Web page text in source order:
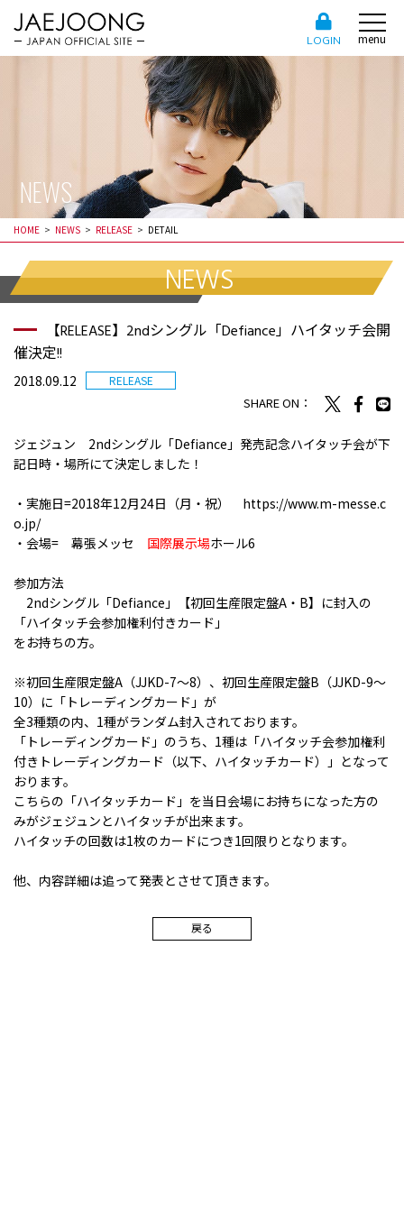
LOGIN menu
NEWS
HOME NEWS RELEASE DETAIL
NEWS
【RELEASE】2ndシングル「Defiance」ハイタッチ会開
催決定!!
2018.09.12 RELEASE
SHARE ON：
ジェジュン 2ndシングル「Defiance」発売記念ハイタッチ会が下
記日時・場所にて決定しました！
・実施日=2018年12月24日（月・祝） https://www.m-messe.c
o.jp/
・会場= 幕張メッセ 国際展示場ホール6
参加方法
2ndシングル「Defiance」【初回生産限定盤A・B】に封入の
「ハイタッチ会参加権利付きカード」
をお持ちの方。
※初回生産限定盤A（JJKD-7～8）、初回生産限定盤B（JJKD-9〜
10）に「トレーディングカード」が
全3種類の内、1種がランダム封入されております。
「トレーディングカード」のうち、1種は「ハイタッチ会参加権利
付きトレーディングカード（以下、ハイタッチカード）」となって
おります。
こちらの「ハイタッチカード」を当日会場にお持ちになった方の
みがジェジュンとハイタッチが出来ます。
ハイタッチの回数は1枚のカードにつき1回限りとなります。
他、内容詳細は追って発表とさせて頂きます。
戻る